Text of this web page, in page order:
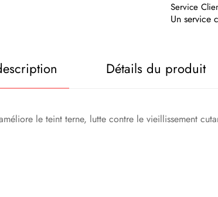
Service
Un service
Détails du produit
le teint terne, lutte contre le vieillissement